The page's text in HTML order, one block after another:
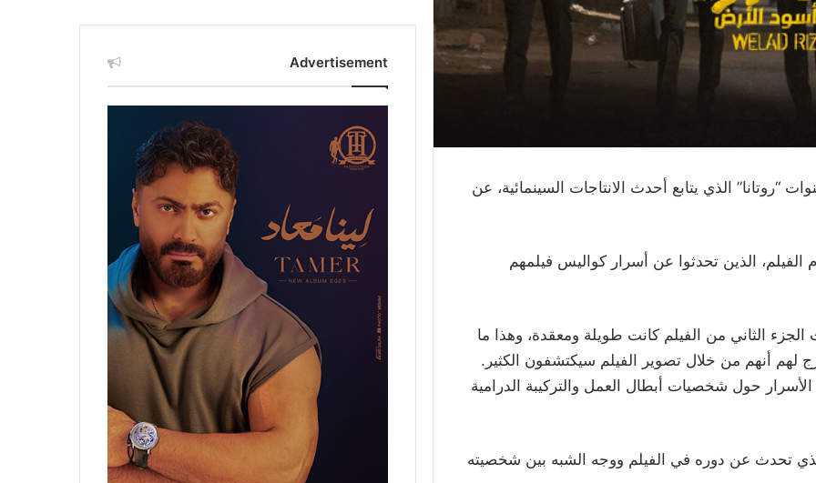
“روتانا” الذي يتابع أحدث الانتاجات السينمائية، عن
الفيلم، الذين تحدثوا عن أسرار كواليس فيلمهم
الثاني من الفيلم كانت طويلة ومعقدة، وهذا ما
لهم أنهم من خلال تصوير الفيلم سيكتشفون الكثير.
حول شخصيات أبطال العمل والتركيبة الدرامية
الذي تحدث عن دوره في الفيلم ووجه الشبه بين شخصيته
Advertisement